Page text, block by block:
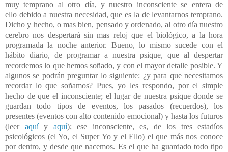
muy temprano al otro día, y nuestro inconsciente se entera de
ello debido a nuestra necesidad, que es la de levantarnos temprano.
Dicho y hecho, o mas bien, pensado y ordenado, al otro día nuestro
cerebro nos despertará sin mas reloj que el biológico, a la hora
programada la noche anterior. Bueno, lo mismo sucede con el
hábito diario, de programar a nuestra psique, que al despertar
recordemos lo que hemos soñado, y con el mayor detalle posible. Y
algunos se podrán preguntar lo siguiente: ¿y para que necesitamos
recordar lo que soñamos? Pues, yo les respondo, por el simple
hecho de que el inconsciente; el lugar de nuestra psique donde se
guardan todo tipos de eventos, los pasados (recuerdos), los
presentes (eventos con alto contenido emocional) y hasta los futuros
(leer aquíy aquí); ese inconsciente, es, de los tres estadíos
psicológicos (el Yo, el Super Yo y el Ello) el que más nos conoce
por dentro, y desde que nacemos. Es el que ha guardado todo tipo